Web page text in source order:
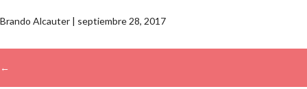
Brando Alcauter | septiembre 28, 2017
←